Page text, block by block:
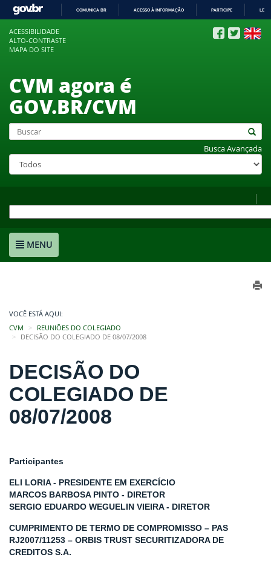
COMUNICA BR ACESSO À INFORMAÇÃO PARTICIPE
ACESSIBILIDADE
ALTO-CONTRASTE
MAPA DO SITE
CVM agora é
GOV.BR/CVM
Busca Avançada
MENU
VOCÊ ESTÁ AQUI:
CVM
REUNIÕES DO COLEGIADO
DECISÃO DO COLEGIADO DE 08/07/2008
DECISÃO DO
COLEGIADO DE
08/07/2008
Participantes
ELI LORIA - PRESIDENTE EM EXERCÍCIO
MARCOS BARBOSA PINTO - DIRETOR
SERGIO EDUARDO WEGUELIN VIEIRA - DIRETOR
CUMPRIMENTO DE TERMO DE COMPROMISSO – PAS
RJ2007/11253 – ORBIS TRUST SECURITIZADORA DE
CREDITOS S.A.